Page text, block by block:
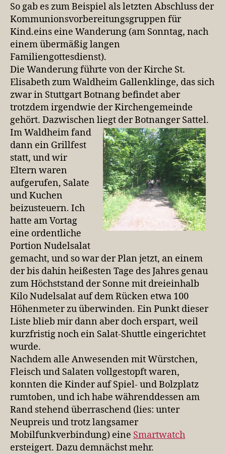
So gab es zum Beispiel als letzten Abschluss der
Kommunionsvorbereitungsgruppen für
Kind.eins eine Wanderung (am Sonntag, nach
einem übermäßig langen
Familiengottesdienst).
Die Wanderung führte von der Kirche St.
Elisabeth zum Waldheim Gallenklinge, das sich
zwar in Stuttgart Botnang befindet aber
trotzdem irgendwie der Kirchengemeinde
gehört. Dazwischen liegt der Botnanger Sattel.
Im Waldheim fand
dann ein Grillfest
statt, und wir
Eltern waren
aufgerufen, Salate
und Kuchen
beizusteuern. Ich
hatte am Vortag
eine ordentliche
Portion Nudelsalat
gemacht, und so war der Plan jetzt, an einem
der bis dahin heißesten Tage des Jahres genau
zum Höchststand der Sonne mit dreieinhalb
Kilo Nudelsalat auf dem Rücken etwa 100
Höhenmeter zu überwinden. Ein Punkt dieser
Liste blieb mir dann aber doch erspart, weil
kurzfristig noch ein Salat-Shuttle eingerichtet
wurde.
Nachdem alle Anwesenden mit Würstchen,
Fleisch und Salaten vollgestopft waren,
konnten die Kinder auf Spiel- und Bolzplatz
rumtoben, und ich habe währenddessen am
Rand stehend überraschend (lies: unter
Neupreis und trotz langsamer
Mobilfunkverbindung) eine Smartwatch
ersteigert. Dazu demnächst mehr.